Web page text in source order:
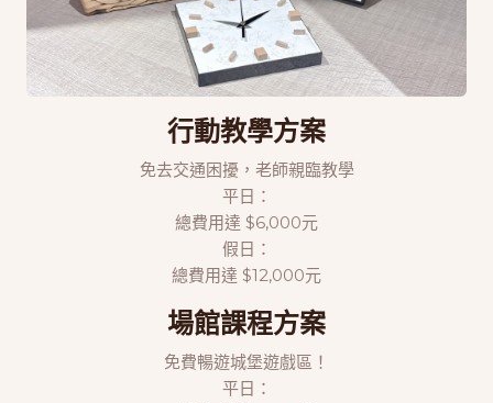
行動教學方案
免去交通困擾，老師親臨教學
平日：
總費用達 $6,000元
假日：
總費用達 $12,000元
場館課程方案
免費暢遊城堡遊戲區！
平日：